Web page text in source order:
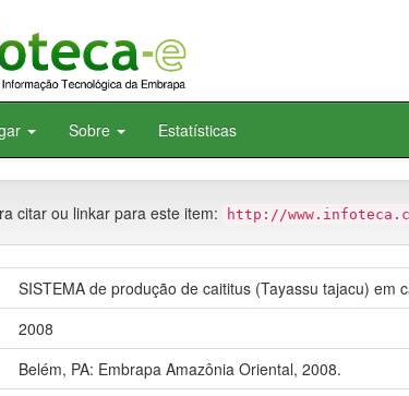
Sobre Estatísticas
citar ou linkar para este item: http://
SISTEMA de produção de caititus (Tayassu tajacu) em
2008
Belém, PA: Embrapa Amazônia Oriental, 2008.